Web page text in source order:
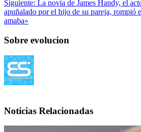
Siguiente: La novia de James Handy, el
apuñalado por el hijo de su pareja, rompió
amaba»
Sobre evolucion
Noticias Relacionadas